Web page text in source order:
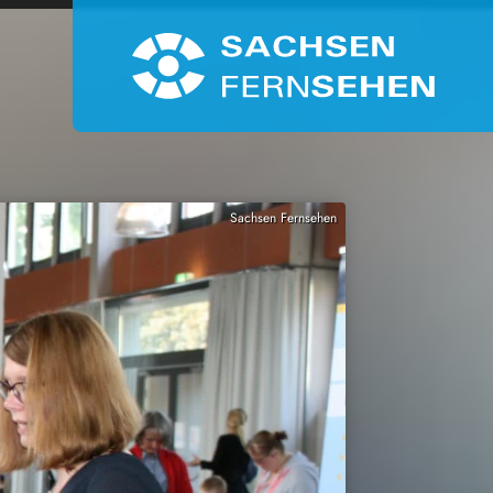
Sachsen Fernsehen